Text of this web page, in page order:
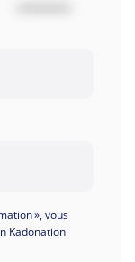
», vous
Kadonation